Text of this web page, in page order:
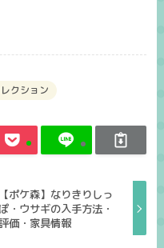
クション
【ポケ森】なりきりしっ
ぽ・ウサギの入手方法・
価・家具情報